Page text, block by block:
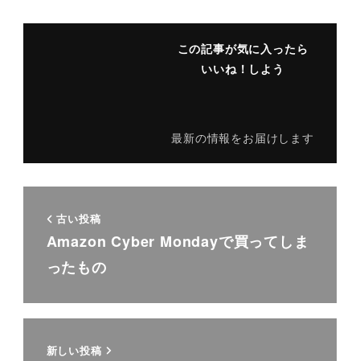
この記事が気に入ったら
いいね！しよう
最新の情報をお届けします
古い投稿
Amazon Cyber Mondayで買ってしま
ったもの
新しい投稿